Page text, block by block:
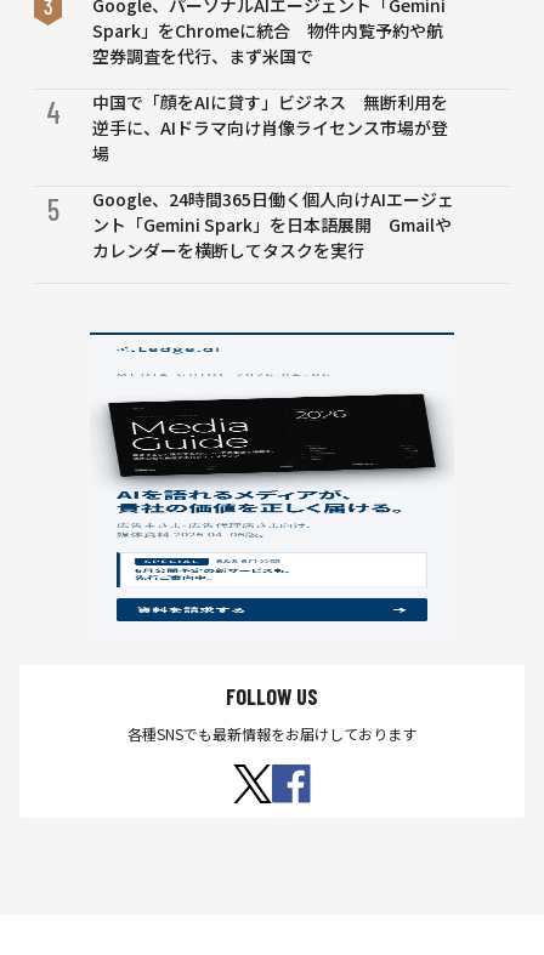
Google、パーソナルAIエージェント「Gemini
Spark」をChromeに統合 物件内覧予約や航
空券調査を代行、まず米国で
4
中国で「顔をAIに貸す」ビジネス 無断利用を
逆手に、AIドラマ向け肖像ライセンス市場が登
場
5
Google、24時間365日働く個人向けAIエージェ
ント「Gemini Spark」を日本語展開 Gmailや
カレンダーを横断してタスクを実行
FOLLOW US
各種SNSでも最新情報をお届けしております